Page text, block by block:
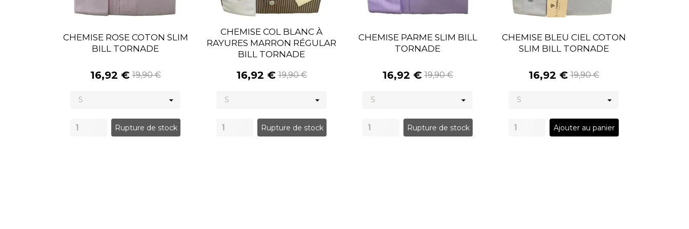
CHEMISE ROSE COTON SLIM
BILL TORNADE
16,92 € 19,90 €
Rupture de stock
CHEMISE COL BLANC À
RAYURES MARRON RÉGULAR
BILL TORNADE
16,92 € 19,90 €
Rupture de stock
CHEMISE PARME SLIM BILL
TORNADE
16,92 € 19,90 €
Rupture de stock
CHEMISE BLEU CIEL COTON
SLIM BILL TORNADE
16,92 € 19,90 €
Ajouter au panier